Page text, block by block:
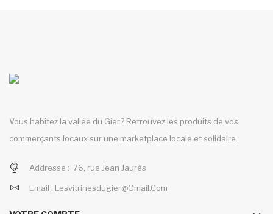
Vous habitez la vallée du Gier? Retrouvez les produits de vos
commerçants locaux sur une marketplace locale et solidaire.
Addresse : 76, rue Jean Jaurès
Email : Lesvitrinesdugier@gmail.com